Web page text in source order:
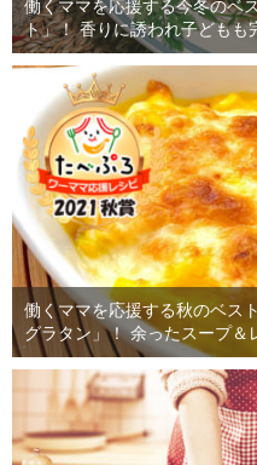
働くママを応援する今冬のベ
ト」！ 香りに誘われ子どもも
働くママを応援する秋のベス
グラタン」！ 余ったスープ＆